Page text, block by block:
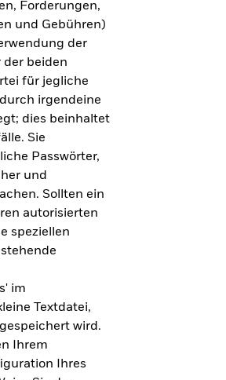
Forderungen,
und Gebühren)
der
der beiden
für jegliche
irgendeine
dies beinhaltet
Sie
Passwörter,
und
Sollten ein
autorisierten
speziellen
im
Textdatei,
wird.
Ihrem
Ihres